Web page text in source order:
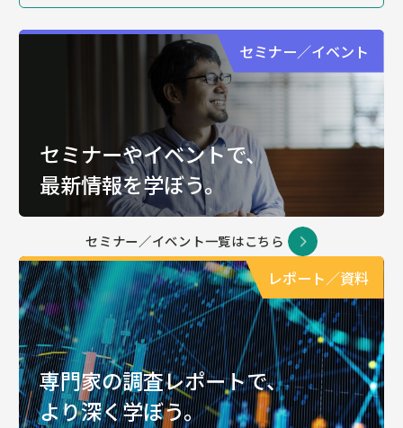
セミナー／イベント
セミナーやイベントで、
最新情報を学ぼう。
セミナー／イベント一覧はこちら
レポート／資料
専門家の調査レポートで、
より深く学ぼう。